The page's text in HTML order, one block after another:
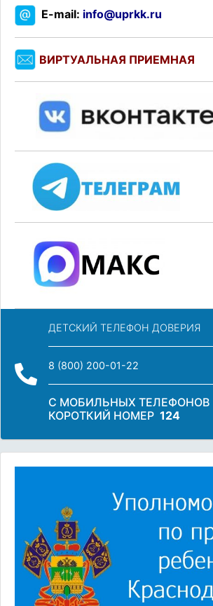
E-mail: info@uprkk.ru
ВИРТУАЛЬНАЯ ПРИЕМНАЯ
ДЕТСКИЙ ТЕЛЕФОН ДОВЕРИЯ
8 (800) 200-01-22
С МОБИЛЬНЫХ ТЕЛЕФОНОВ
КОРОТКИЙ НОМЕР 124